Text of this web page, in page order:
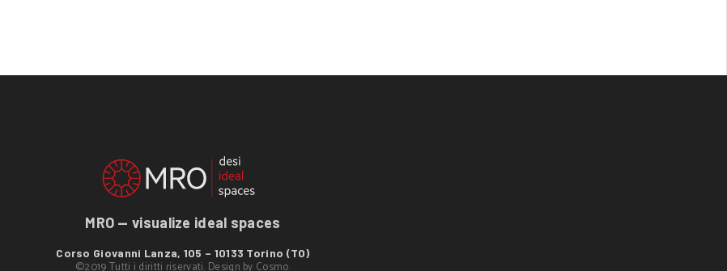
MRO — visualize ideal spaces
Corso Giovanni Lanza, 105 – 10133 Torino (TO)
©2019 Tutti i diritti riservati. Design by Cosmo.